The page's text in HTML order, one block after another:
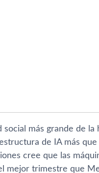
más grande de la
de IA más
cree que las
mejor trimestre que